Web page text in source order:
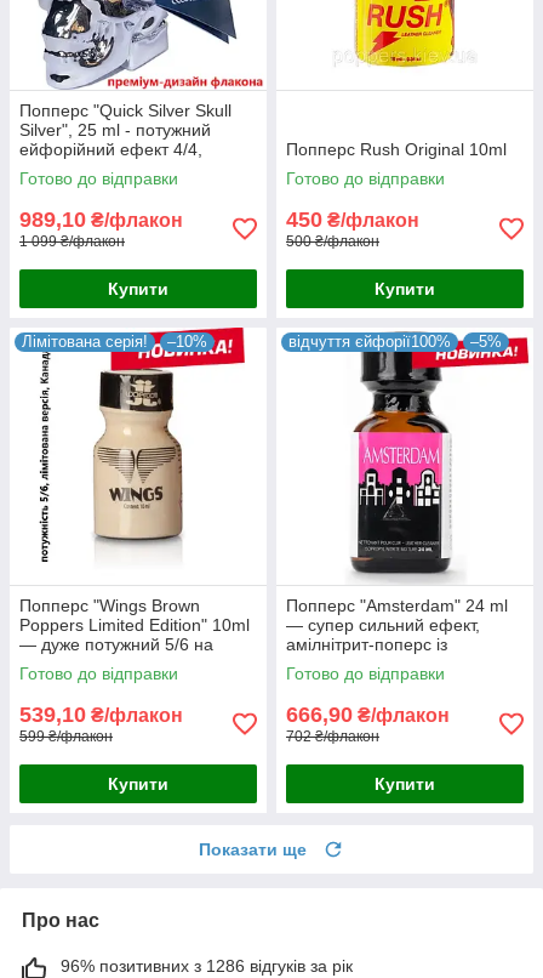
Попперс "Quick Silver Skull
Silver", 25 ml - потужний
ейфорійний ефект 4/4,
France.
Готово до відправки
989,10 ₴/флакон
1 099 ₴/флакон
Купити
Попперс Rush Original 10ml
Готово до відправки
450 ₴/флакон
500 ₴/флакон
Купити
Лімітована серія! –10%
Попперс "Wings Brown
Poppers Limited Edition" 10ml
— дуже потужний 5/6 на
основі пентилнітриту,
новинка 2025р. Канада
Готово до відправки
539,10 ₴/флакон
599 ₴/флакон
Купити
відчуття єйфорії100% –5%
Попперс "Amsterdam" 24 ml
— супер сильний ефект,
амілнітрит-поперс із
тривалою дією до 4-5 хв.
Готово до відправки
666,90 ₴/флакон
702 ₴/флакон
Купити
Показати ще
Про нас
96% позитивних з 1286 відгуків за рік